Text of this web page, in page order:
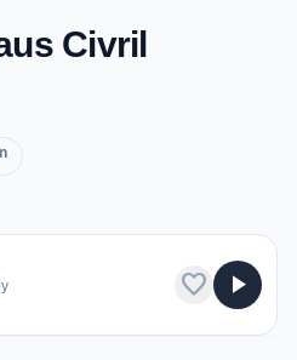
Civril
favorite play_arrow